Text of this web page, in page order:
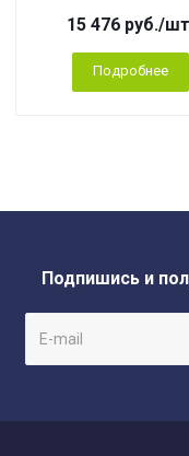
15 476 руб./
Подробнее
Подпишись и